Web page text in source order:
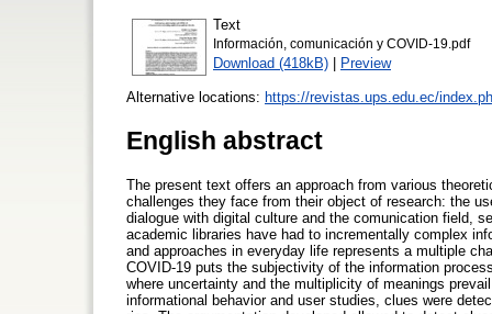
Text
Información, comunicación y COVID-19.pdf
Download (418kB) | Preview
Alternative locations: https://revistas.ups.edu.ec/
English abstract
The present text offers an approach from various
challenges they face from their object of research: the
dialogue with digital culture and the comunication field,
academic libraries have had to incrementally complex
and approaches in everyday life represents a multiple
COVID-19 puts the subjectivity of the information
where uncertainty and the multiplicity of meanings
informational behavior and user studies, clues were